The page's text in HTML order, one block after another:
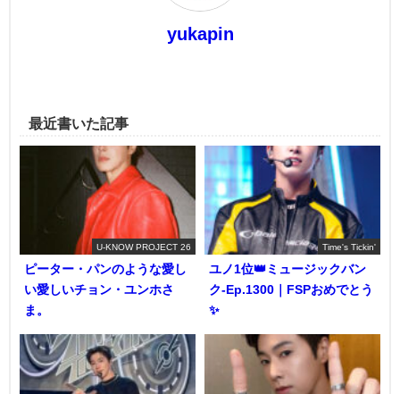
yukapin
最近書いた記事
U-KNOW PROJECT 26
ピーター・パンのような愛し
い愛しいチョン・ユンホさ
ま。
Time's Tickin'
ユノ1位👑ミュージックバン
ク-Ep.1300｜FSPおめでとう
✨️